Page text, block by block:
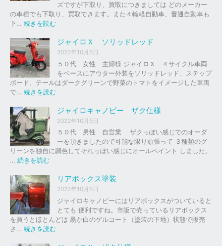
ズですが下取り、買取につきましては どのメーカー
の車種でも下取り、買取できます。また４輪軽自動車、普通自動車も
下… 続きを読む
ャ
イ
ロ
以
外
の
イ
ク
車
下
、
買
取
を
は
ジャイロＸ ソリッドレッド
2022年10月5日
５０代 女性 主婦様 ジャイロＸ ４サイクル車両
をベースにアウター外装をソリッドレッド、ステップ
ボード、テールはダークグリーンで野菜のトマトをイメージした車両
で… 続きを読む
ャ
イ
ロ
ッ
ド
ッ
ド
ジャイロキャノピー ザク仕様
2022年10月5日
５０代 男性 自営業 ザクっぽい感じでのオーダ
ーを頂きましたので可能な限り頑張って ３種類のグ
リーンを独自に調色してそれっぽい感じにオールペイント しました。
… 続きを読む
イ
ロ
キ
ャ
ノ
ピ
ー
リアボックス塗装
2022年10月5日
ジャイロキャノピーにはリアボックスがついていると
とても 便利ですね。市販で売っているリアボックス
を買うとほとんどは 黒か白のゲルコート（塗装の下地）状態で販売
さ… 続きを読む